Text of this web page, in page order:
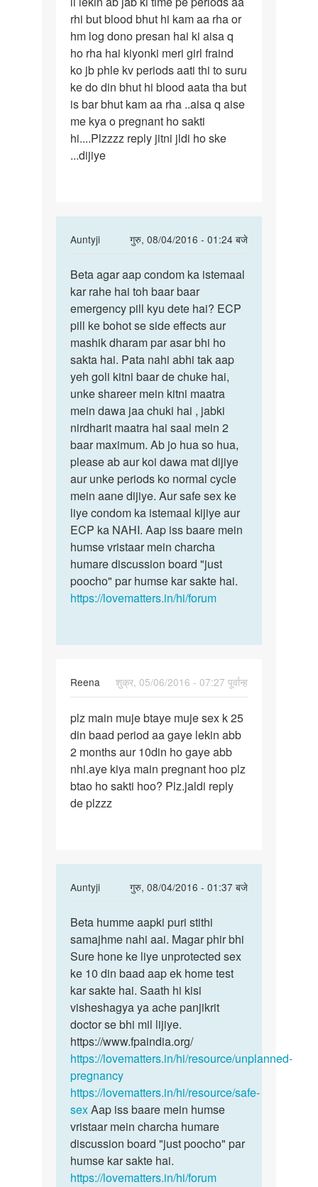
rhi but blood bhut hi kam aa rha or
hm log dono presan hai ki aisa q
ho rha hai kiyonki meri girl fraind
ko jb phle kv periods aati thi to suru
ke do din bhut hi blood aata tha but
is bar bhut kam aa rha ..aisa q aise
me kya o pregnant ho sakti
hi....Plzzzz reply jitni jldi ho ske
...dijiye
Auntyji
गुरु, 08/04/2016 - 01:24 बजे
In
to
Mam....mai
kuch
hi
din
pahle
by
Dazy
Beta
agar
aap
condom
ka
Beta agar aap condom ka istemaal
kar rahe hai toh baar baar
emergency pill kyu dete hai? ECP
pill ke bohot se side effects aur
mashik dharam par asar bhi ho
sakta hai. Pata nahi abhi tak aap
yeh goli kitni baar de chuke hai,
unke shareer mein kitni maatra
mein dawa jaa chuki hai , jabki
nirdharit maatra hai saal mein 2
baar maximum. Ab jo hua so hua,
please ab aur koi dawa mat dijiye
aur unke periods ko normal cycle
mein aane dijiye. Aur safe sex ke
liye condom ka istemaal kijiye aur
ECP ka NAHI. Aap iss baare mein
humse vristaar mein charcha
humare discussion board "just
poocho" par humse kar sakte hai.
https://lovematters.in/hi/forum
Reena
शुक्र, 05/06/2016 - 07:27 पूर्वान्ह
plz
main
muje
btaye
muje
sex
plz main muje btaye muje sex k 25
din baad period aa gaye lekin abb
2 months aur 10din ho gaye abb
nhi.aye kiya main pregnant hoo plz
btao ho sakti hoo? Plz.jaldi reply
de plzzz
Auntyji
गुरु, 08/04/2016 - 01:37 बजे
In
to
plz
main
muje
btaye
muje
sex
by
Reena
Beta
humme
aapki
puri
stithi
Beta humme aapki puri stithi
samajhme nahi aai. Magar phir bhi
Sure hone ke liye unprotected sex
ke 10 din baad aap ek home test
kar sakte hai. Saath hi kisi
visheshagya ya ache panjikrit
doctor se bhi mil lijiye.
https://www.fpaindia.org/
https://lovematters.in/hi/resource/unplanned-
pregnancy
https://lovematters.in/hi/resource/safe-
sexAap iss baare mein humse
vristaar mein charcha humare
discussion board "just poocho" par
humse kar sakte hai.
https://lovematters.in/hi/forum